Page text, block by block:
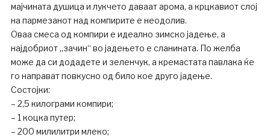
мајчината душица и лукчето даваат арома, а крцкавиот слој
на пармезанот над компирите е неодолив.
Оваа смеса од компири е идеално зимско јадење, а
најдобриот „зачин“ во јадењето е сланината. По желба
може да си додадете и зеленчук, а кремастата павлака ќе
го направат повкусно од било кое друго јадење.
Состојки:
– 2,5 килограми компири;
– 1 коцка путер;
– 200 милилитри млеко;